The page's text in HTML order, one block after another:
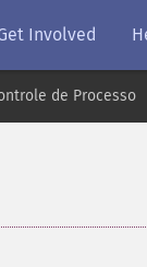
Involved
de Processo